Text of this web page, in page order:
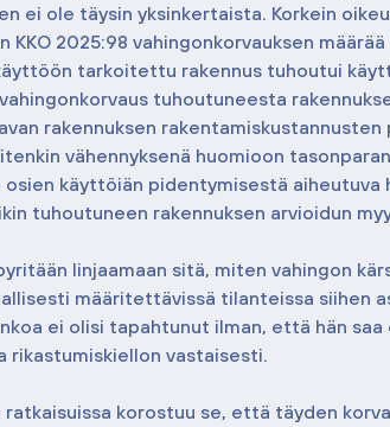
ei ole täysin yksinkertaista. Korkein
KKO 2025:98 vahingonkorvauksen
tarkoitettu rakennus tuhoutui
tuhoutuneesta
rakennuksen
vähennyksenä huomioon
osien käyttöiän pidentymisestä aiheutuva
tuhoutuneen rakennuksen arvioidun
linjaamaan sitä, miten vahingon
määritettävissä tilanteissa siihen
ei olisi tapahtunut ilman, että hän saa
rikastumiskiellon vastaisesti.
ratkaisuissa korostuu se, että täyden